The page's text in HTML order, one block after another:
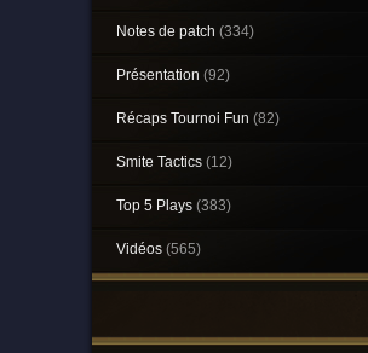
Notes de patch (334)
Présentation (92)
Récaps Tournoi Fun (82)
Smite Tactics (12)
Top 5 Plays (383)
Vidéos (565)